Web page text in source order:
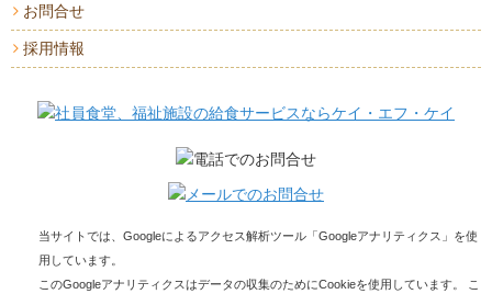
お問合せ
採用情報
当サイトでは、Googleによるアクセス解析ツール「Googleアナリティクス」を使
用しています。
このGoogleアナリティクスはデータの収集のためにCookieを使用しています。 こ